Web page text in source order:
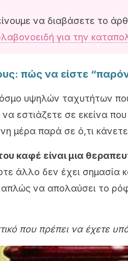
να διαβάσετε το
για την
πώς να είστε
υψηλών ταχυτήτων
να εστιάζετε σε εκείνα
μέρα παρά σε ό,τι κάνετε
καφέ είναι μια
άλλο δεν έχει σημασία
να απολαύσει το
που πρέπει να έχετε